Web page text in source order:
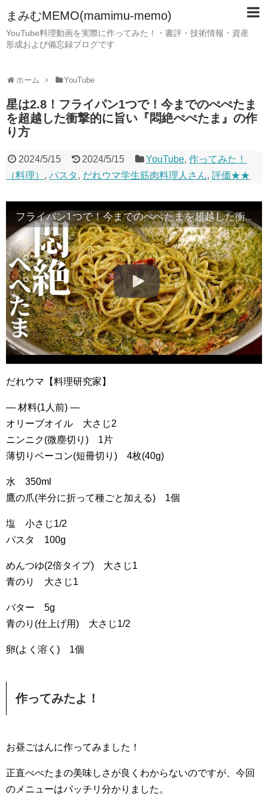
まみむMEMO(mamimu-memo)
YouTube料理動画を実際に作ってみた！・書評・技術情報・資産
形成および備忘録ブログです
ホーム YouTube
星は2.8！フライパン1つで！今までのぺぺたま
を超越した衝撃的に旨い『悶絶ぺぺたま』の作
り方
2024/5/15 2024/5/15 YouTube,作ってみた！
（料理） , パスタ, だれウマ学生筋肉料理人さん, 評価★★
フライパン1つで！今までのぺぺたまを超越した衝撃的に旨い『悶絶ぺぺたま』の作り方
だれウマ【料理研究家】
— 材料(1人前) —
オリーブオイル 大さじ2
ニンニク(微塵切り) 1片
薄切りベーコン(短冊切り) 4枚(40g)
水 350ml
鷹の爪(半分に折って種ごと加える) 1個
塩 小さじ1/2
パスタ 100g
めんつゆ(2倍タイプ) 大さじ1
青のり 大さじ1
バター 5g
青のり(仕上げ用) 大さじ1/2
卵(よく溶く) 1個
作ってみたよ！
お昼ごはんに作ってみました！
正直ぺぺたまの美味しさが良くわからないのですが、今回
のメニューはバッチリ分かりました。